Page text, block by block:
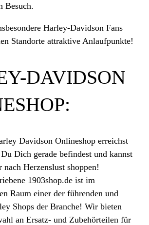
Besuch.
Harley-Davidson Fans
Standorte attraktive Anlaufpunkte!
DAVIDSON
Davidson Onlineshop erreichst
Dich gerade befindest und kannst
Herzenslust shoppen!
1903shop.de ist im
Raum einer der führenden und
Shops der Branche! Wir bieten
an Ersatz- und Zubehörteilen für